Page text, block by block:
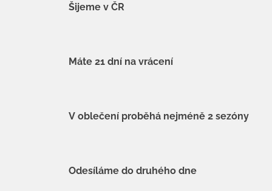
Šijeme v ČR
Máte 21 dní na vrácení
V oblečení proběhá nejméně 2 sezóny
Odesíláme do druhého dne